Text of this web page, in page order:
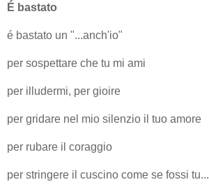
É bastato
é bastato un "...anch'io"
per sospettare che tu mi ami
per illudermi, per gioire
per gridare nel mio silenzio il tuo amore
per rubare il coraggio
per stringere il cuscino come se fossi tu...